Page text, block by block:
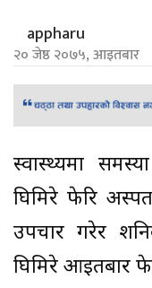
appharu
२० जेष्ठ २०७५, आइतबार
स्वास्थ्यमा
घिमिरे फेरि
उपचार गरेर
घिमिरे आइतबार